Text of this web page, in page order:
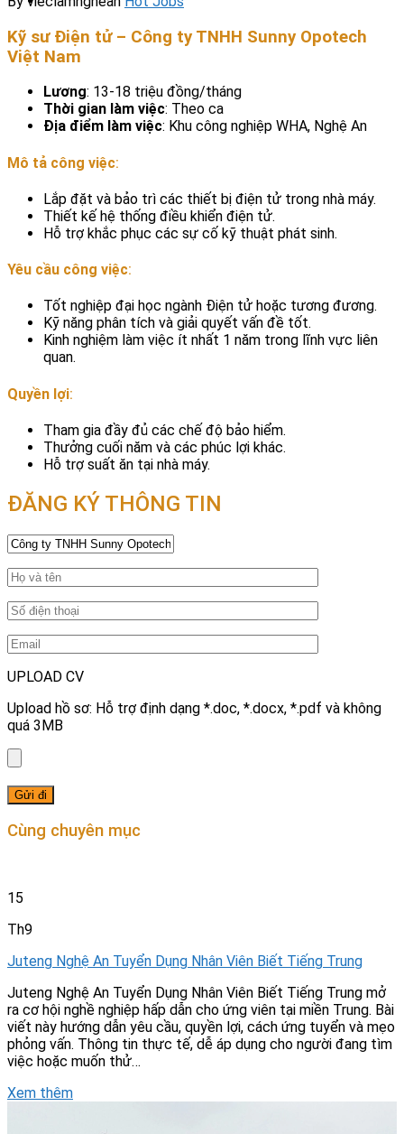
Kỹ sư Điện tử – Công ty TNHH Sunny Opotech
Việt Nam
Lương: 13-18 triệu đồng/tháng
Thời gian làm việc: Theo ca
Địa điểm làm việc: Khu công nghiệp WHA, Nghệ An
Mô tả công việc:
Lắp đặt và bảo trì các thiết bị điện tử trong nhà máy.
Thiết kế hệ thống điều khiển điện tử.
Hỗ trợ khắc phục các sự cố kỹ thuật phát sinh.
Yêu cầu công việc:
Tốt nghiệp đại học ngành Điện tử hoặc tương đương.
Kỹ năng phân tích và giải quyết vấn đề tốt.
Kinh nghiệm làm việc ít nhất 1 năm trong lĩnh vực liên
quan.
Quyền lợi:
Tham gia đầy đủ các chế độ bảo hiểm.
Thưởng cuối năm và các phúc lợi khác.
Hỗ trợ suất ăn tại nhà máy.
ĐĂNG KÝ THÔNG TIN
UPLOAD CV
Upload hồ sơ: Hỗ trợ định dạng *.doc, *.docx, *.pdf và không
quá 3MB
Cùng chuyên mục
15
Th9
Juteng Nghệ An Tuyển Dụng Nhân Viên Biết Tiếng Trung
Juteng Nghệ An Tuyển Dụng Nhân Viên Biết Tiếng Trung mở
ra cơ hội nghề nghiệp hấp dẫn cho ứng viên tại miền Trung. Bài
viết này hướng dẫn yêu cầu, quyền lợi, cách ứng tuyển và mẹo
phỏng vấn. Thông tin thực tế, dễ áp dụng cho người đang tìm
việc hoặc muốn thử…
Xem thêm